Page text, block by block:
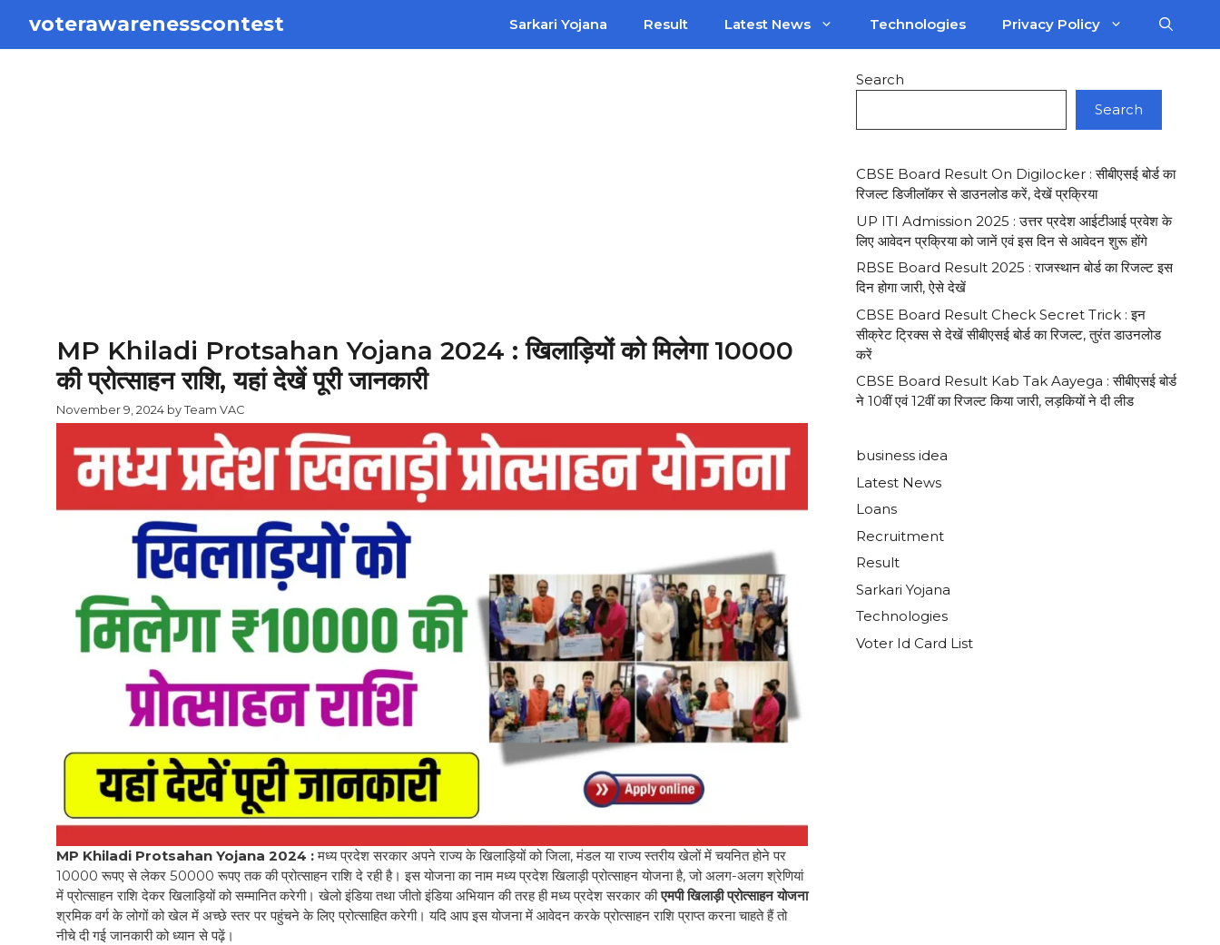
content
voterawarenesscontest Sarkari Yojana Result Latest News Technologies Privacy Policy
MP Khiladi Protsahan Yojana 2024 : खिलाड़ियों को मिलेगा ₹10000
की प्रोत्साहन राशि, यहां देखें पूरी जानकारी
November 9, 2024 by Team VAC
MP Khiladi Protsahan Yojana 2024 :मध्य प्रदेश सरकार अपने राज्य के खिलाड़ियों को जिला, मंडल या राज्य स्तरीय खेलों में चयनित होने पर
10000 रूपए से लेकर 50000 रूपए तक की प्रोत्साहन राशि दे रही है। इस योजना का नाम मध्य प्रदेश खिलाड़ी प्रोत्साहन योजना है, जो अलग-अलग श्रेणियां
में प्रोत्साहन राशि देकर खिलाड़ियों को सम्मानित करेगी। खेलो इंडिया तथा जीतो इंडिया अभियान की तरह ही मध्य प्रदेश सरकार कीएमपी खिलाड़ी प्रोत्साहन योजना
श्रमिक वर्ग के लोगों को खेल में अच्छे स्तर पर पहुंचने के लिए प्रोत्साहित करेगी। यदि आप इस योजना में आवेदन करके प्रोत्साहन राशि प्राप्त करना चाहते हैं तो
नीचे दी गई जानकारी को ध्यान से पढ़ें।
Search
Search
CBSE Board Result On Digilocker : सीबीएसई बोर्ड का
रिजल्ट डिजीलाॅकर से डाउनलोड करें, देखें प्रक्रिया
UP ITI Admission 2025 : उत्तर प्रदेश आईटीआई प्रवेश के
लिए आवेदन प्रक्रिया को जानें एवं इस दिन से आवेदन शुरू होंगे
RBSE Board Result 2025 : राजस्थान बोर्ड का रिजल्ट इस
दिन होगा जारी, ऐसे देखें
CBSE Board Result Check Secret Trick : इन
सीक्रेट ट्रिक्स से देखें सीबीएसई बोर्ड का रिजल्ट, तुरंत डाउनलोड
करें
CBSE Board Result Kab Tak Aayega : सीबीएसई बोर्ड
ने 10वीं एवं 12वीं का रिजल्ट किया जारी, लड़कियों ने दी लीड
business idea
Latest News
Loans
Recruitment
Result
Sarkari Yojana
Technologies
Voter Id Card List